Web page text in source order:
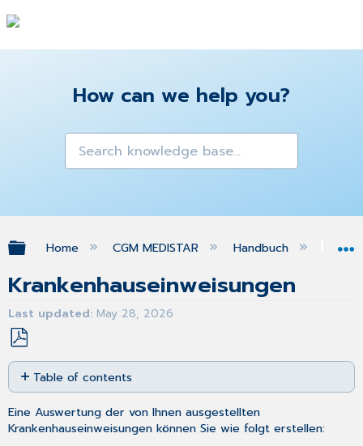
How can we help you?
Expand/collapse global hierarchy
Home CGM MEDISTAR Handbuch
Krankenhauseinweisungen
Last updated May 28, 2026
Save
as
PDF
Table of contents
No
headers
Eine Auswertung der von Ihnen ausgestellten
Krankenhauseinweisungen können Sie wie folgt erstellen: